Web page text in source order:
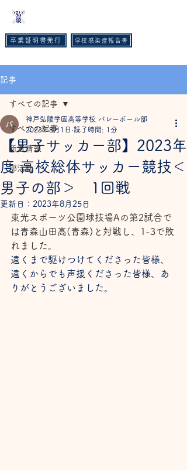
卒業証明書発行 学校感染症報告書
記事
すべての記事
新着情報
部活動
すべての記事
【男子サッカー部】2023年
度 高校総体サッカー競技＜
男子の部＞ 1回戦
神戸弘陵学園高等学校 バレーボール部
2023年8月1日 読了時間: 1分
更新日： 2023年8月25日
東光スポーツ公園球技場Aの第2試合で
は青森山田高(青森)と対戦し、1-3で敗
れました。
遠くまで駆けつけてくださった皆様、
遠くからでも声援くださった皆様、あ
りがとうございました。